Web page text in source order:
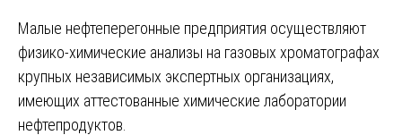
Малые нефтеперегонные предприятия осуществляют
физико-химические анализы на газовых хроматографах
крупных независимых экспертных организациях,
имеющих аттестованные химические лаборатории
нефтепродуктов.